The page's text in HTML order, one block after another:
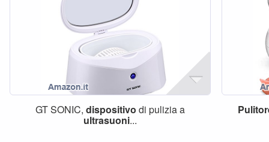
GT SONIC, dispositivo di pulizia a
ultrasuoni...